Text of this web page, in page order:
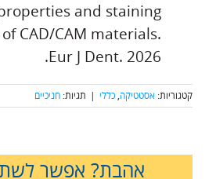
and staining
CAD/CAM materials.
Eur J Dent. 2026.
קטגוריות: אסטטיקה,כללי | תגיות: חניכיים
אהבת? אפשר